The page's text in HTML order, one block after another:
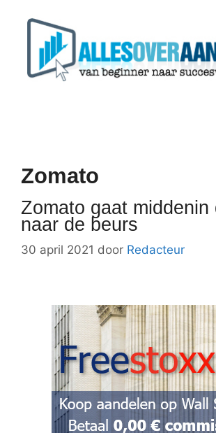
Zomato
Zomato gaat middenin
naar de beurs
30 april 2021 door Redacteur